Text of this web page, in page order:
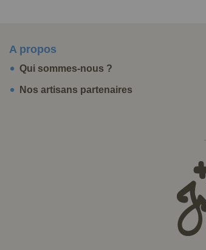
A propos
Qui sommes-nous ?
Nos artisans partenaires